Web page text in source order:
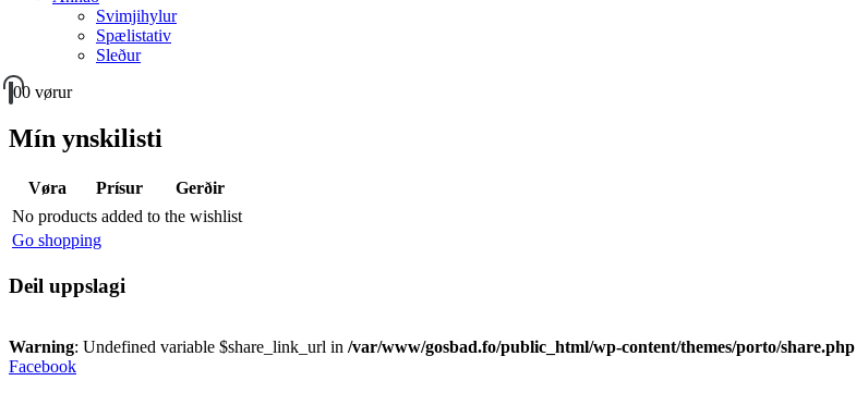
Svimjihylur
Spælistativ
Sleður
00 vørur
Mín ynskilisti
Vøra Prísur
Gerðir
No products added to the wishlist
Go shopping
Deil uppslagi
Warning: Undefined variable $share_link_url in /var/www/gosbad.fo/public_html/wp-content/themes/porto/share.php
Facebook